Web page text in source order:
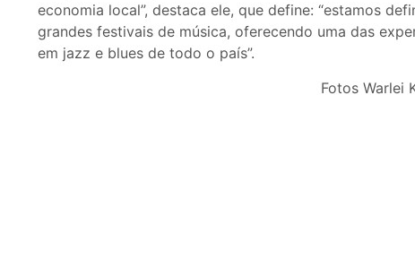
economia local”, destaca ele, que define: “estamos
grandes festivais de música, oferecendo uma das
em jazz e blues de todo o país”.
Fotos Warlei